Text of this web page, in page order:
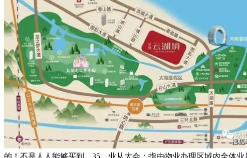
的！不是人人能够买到，35、业从大会：指由物业办理区域内全体